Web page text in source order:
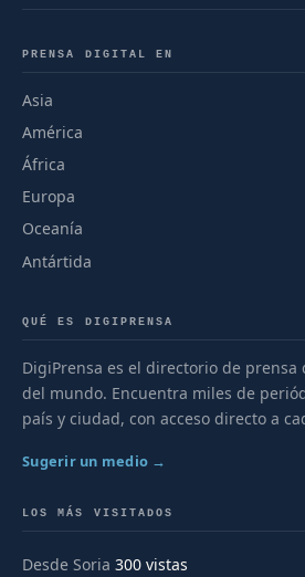
PRENSA DIGITAL EN
Asia
América
África
Europa
Oceanía
Antártida
QUÉ ES DIGIPRENSA
DigiPrensa es el directorio de
del mundo. Encuentra miles de
país y ciudad, con acceso directo a
Sugerir un medio →
LOS MÁS VISITADOS
Desde Soria 300 vistas